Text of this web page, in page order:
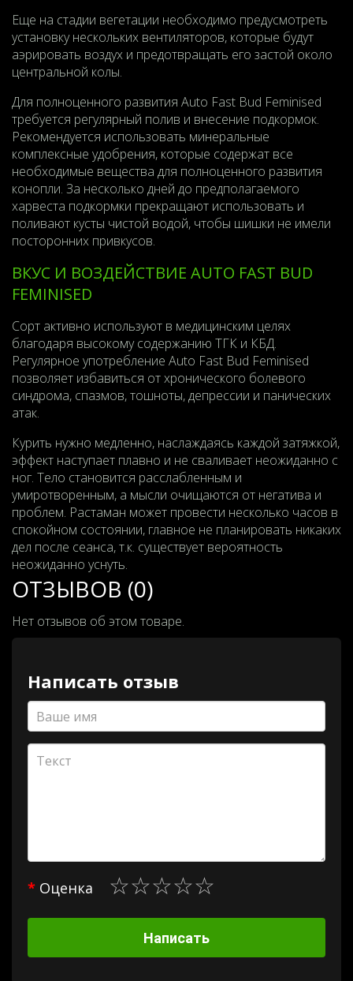
Еще на стадии вегетации необходимо предусмотреть
установку нескольких вентиляторов, которые будут
аэрировать воздух и предотвращать его застой около
центральной колы.
Для полноценного развития Auto Fast Bud Feminised
требуется регулярный полив и внесение подкормок.
Рекомендуется использовать минеральные
комплексные удобрения, которые содержат все
необходимые вещества для полноценного развития
конопли. За несколько дней до предполагаемого
харвеста подкормки прекращают использовать и
поливают кусты чистой водой, чтобы шишки не имели
посторонних привкусов.
ВКУС И ВОЗДЕЙСТВИЕ AUTO FAST BUD
FEMINISED
Сорт активно используют в медицинским целях
благодаря высокому содержанию ТГК и КБД.
Регулярное употребление Auto Fast Bud Feminised
позволяет избавиться от хронического болевого
синдрома, спазмов, тошноты, депрессии и панических
атак.
Курить нужно медленно, наслаждаясь каждой затяжкой,
эффект наступает плавно и не сваливает неожиданно с
ног. Тело становится расслабленным и
умиротворенным, а мысли очищаются от негатива и
проблем. Растаман может провести несколько часов в
спокойном состоянии, главное не планировать никаких
дел после сеанса, т.к. существует вероятность
неожиданно уснуть.
ОТЗЫВОВ (0)
Нет отзывов об этом товаре.
Написать отзыв
Оценка
Написать